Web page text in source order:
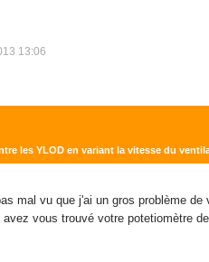
13:06
les YLOD en variant la vitesse du
mal vu que j'ai un gros problème
vous trouvé votre potetiomètre